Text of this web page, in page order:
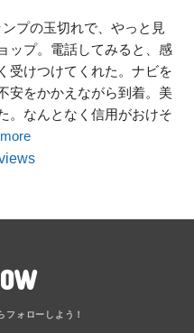
プの玉切れで、やっと見
ップ。電話してみると、感
受けつけてくれた。ナビを
安をかかえながら到着。美
。なんとなく信用がおけそ